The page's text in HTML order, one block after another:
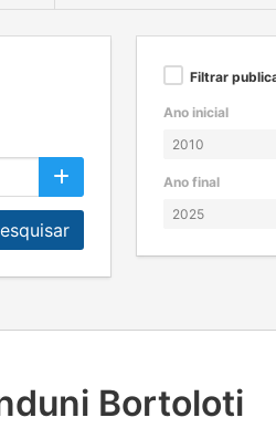
Filtrar
Ano inicial
Ano final
Bortoloti